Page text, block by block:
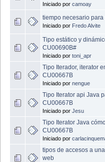
Iniciado por camoay
tiempo necesario
Iniciado por Fredo Alvite
Tipo estático y
CU00690B#
Iniciado por toni_apr
Tipo Iterador, iterator
CU00667B
Iniciado por nengue
Tipo Iterator api Java
CU00667B
Iniciado por Jesu
Tipo Iterator Java
CU00667B
Iniciado por
tipos de accesos a
web